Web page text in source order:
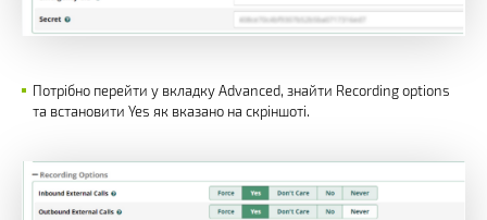
Потрібно перейти у вкладку Advanced, знайти Recording options
та встановити Yes як вказано на скріншоті.